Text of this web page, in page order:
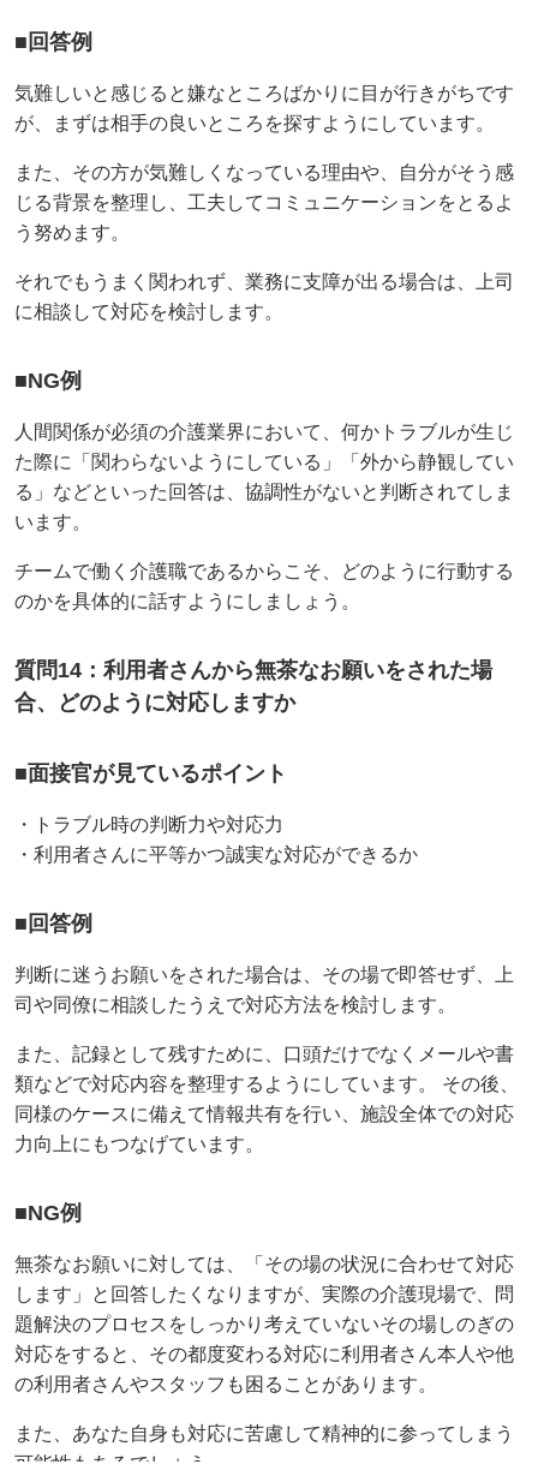
■回答例
気難しいと感じると嫌なところばかりに目が行きがちです
が、まずは相手の良いところを探すようにしています。
また、その方が気難しくなっている理由や、自分がそう感
じる背景を整理し、工夫してコミュニケーションをとるよ
う努めます。
それでもうまく関われず、業務に支障が出る場合は、上司
に相談して対応を検討します。
■NG例
人間関係が必須の介護業界において、何かトラブルが生じ
た際に「関わらないようにしている」「外から静観してい
る」などといった回答は、協調性がないと判断されてしま
います。
チームで働く介護職であるからこそ、どのように行動する
のかを具体的に話すようにしましょう。
質問14：利用者さんから無茶なお願いをされた場
合、どのように対応しますか
■面接官が見ているポイント
・トラブル時の判断力や対応力
・利用者さんに平等かつ誠実な対応ができるか
■回答例
判断に迷うお願いをされた場合は、その場で即答せず、上
司や同僚に相談したうえで対応方法を検討します。
また、記録として残すために、口頭だけでなくメールや書
類などで対応内容を整理するようにしています。 その後、
同様のケースに備えて情報共有を行い、施設全体での対応
力向上にもつなげています。
■NG例
無茶なお願いに対しては、「その場の状況に合わせて対応
します」と回答したくなりますが、実際の介護現場で、問
題解決のプロセスをしっかり考えていないその場しのぎの
対応をすると、その都度変わる対応に利用者さん本人や他
の利用者さんやスタッフも困ることがあります。
また、あなた自身も対応に苦慮して精神的に参ってしまう